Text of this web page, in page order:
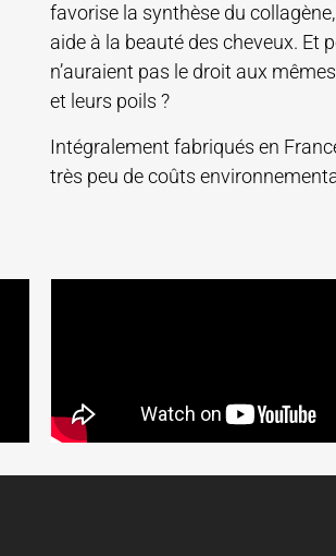
favorise la synthèse du
aide à la beauté des cheveux. Et
n’auraient pas le droit aux
et leurs poils ?
Intégralement fabriqués en
très peu de coûts